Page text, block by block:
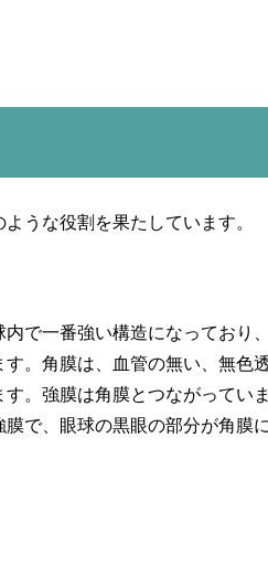
うな役割を果たしています。
で一番強い構造になっており、
。角膜は、血管の無い、無色
。強膜は角膜とつながっていま
で、眼球の黒眼の部分が角膜に